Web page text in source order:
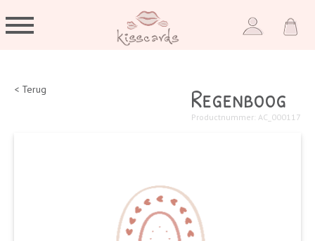
< Terug Regenboog
Productnummer: AC_000117